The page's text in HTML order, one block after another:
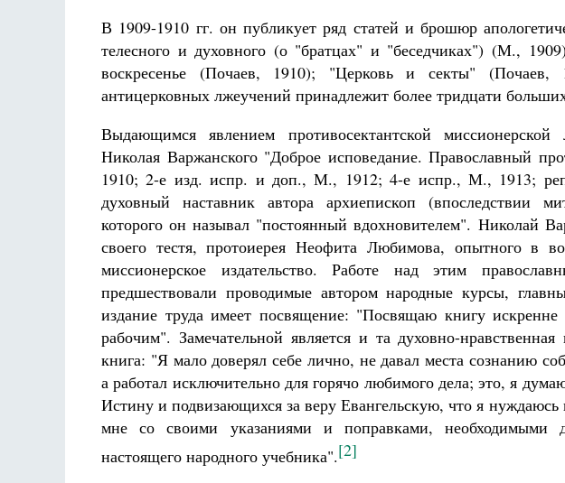
В 1909-1910 гг. он публикует ряд статей и брошюр
телесного и духовного (о "братцах" и "беседчиках") (М.,
воскресенье (Почаев, 1910); "Церковь и секты"
антицерковных лжеучений принадлежит более тридцати
Выдающимся явлением противосектантской
Николая Варжанского "Доброе исповедание. Православный
1910; 2-е изд. испр. и доп., М., 1912; 4-е испр., М., 1913;
духовный наставник автора архиепископ (впоследствии
которого он называл "постоянный вдохновителем". Николай
своего тестя, протоиерея Неофита Любимова, опытного в
миссионерское издательство. Работе над этим
предшествовали проводимые автором народные курсы,
издание труда имеет посвящение: "Посвящаю книгу
рабочим". Замечательной является и та духовно-
книга: "Я мало доверял себе лично, не давал места сознанию
а работал исключительно для горячо любимого дела; это, я
Истину и подвизающихся за веру Евангельскую, что я
мне со своими указаниями и поправками, необходимыми
настоящего народного учебника".[2]